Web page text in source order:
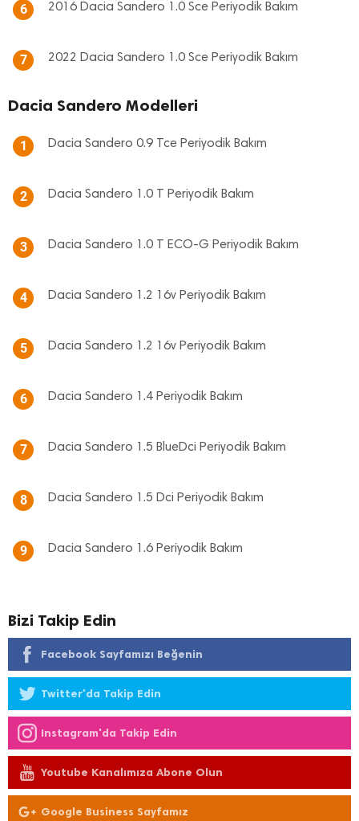
6 2016 Dacia Sandero 1.0 Sce Periyodik Bakım
7 2022 Dacia Sandero 1.0 Sce Periyodik Bakım
Dacia Sandero Modelleri
1 Dacia Sandero 0.9 Tce Periyodik Bakım
2 Dacia Sandero 1.0 T Periyodik Bakım
3 Dacia Sandero 1.0 T ECO-G Periyodik Bakım
4 Dacia Sandero 1.2 16v Periyodik Bakım
5 Dacia Sandero 1.2 16v Periyodik Bakım
6 Dacia Sandero 1.4 Periyodik Bakım
7 Dacia Sandero 1.5 BlueDci Periyodik Bakım
8 Dacia Sandero 1.5 Dci Periyodik Bakım
9 Dacia Sandero 1.6 Periyodik Bakım
Bizi Takip Edin
Facebook Sayfamızı Beğenin
Twitter'da Takip Edin
Instagram'da Takip Edin
Youtube Kanalımıza Abone Olun
Google Business Sayfamız